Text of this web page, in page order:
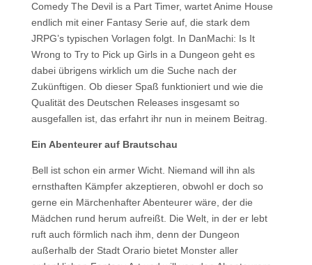
Comedy The Devil is a Part Timer, wartet Anime House
endlich mit einer Fantasy Serie auf, die stark dem
JRPG’s typischen Vorlagen folgt. In DanMachi: Is It
Wrong to Try to Pick up Girls in a Dungeon geht es
dabei übrigens wirklich um die Suche nach der
Zukünftigen. Ob dieser Spaß funktioniert und wie die
Qualität des Deutschen Releases insgesamt so
ausgefallen ist, das erfahrt ihr nun in meinem Beitrag.
Ein Abenteurer auf Brautschau
Bell ist schon ein armer Wicht. Niemand will ihn als
ernsthaften Kämpfer akzeptieren, obwohl er doch so
gerne ein Märchenhafter Abenteurer wäre, der die
Mädchen rund herum aufreißt. Die Welt, in der er lebt
ruft auch förmlich nach ihm, denn der Dungeon
außerhalb der Stadt Orario bietet Monster aller